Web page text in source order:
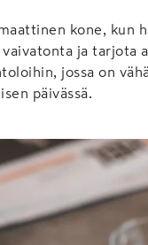
kone, kun
ja tarjota
jossa on
päivässä.